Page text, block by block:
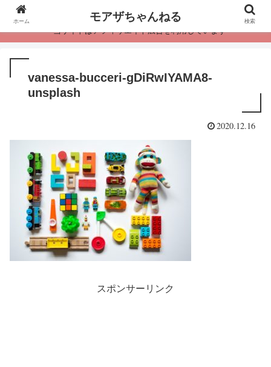
・当サイトはアフィリエイト広告を利用しています
vanessa-bucceri-gDiRwIYAMA8-
unsplash
2020.12.16
スポンサーリンク
ホーム モアザちゃんねる 検索